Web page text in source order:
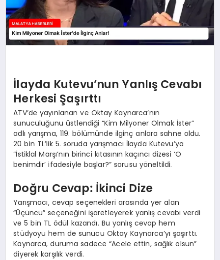
SIYASET
SPOR
İlayda Kutevu’nun Yanlış Cevabı
Herkesi Şaşırttı
ATV’de yayınlanan ve Oktay Kaynarca’nın
sunuculuğunu üstlendiği “Kim Milyoner Olmak İster”
adlı yarışma, 119. bölümünde ilginç anlara sahne oldu.
20 bin TL’lik 5. soruda yarışmacı İlayda Kutevu’ya
“İstiklal Marşı’nın birinci kıtasının kaçıncı dizesi ‘O
benimdir’ ifadesiyle başlar?” sorusu yöneltildi.
Doğru Cevap: İkinci Dize
Yarışmacı, cevap seçenekleri arasında yer alan
“Üçüncü” seçeneğini işaretleyerek yanlış cevabı verdi
ve 5 bin TL ödül kazandı. Bu yanlış cevap hem
stüdyoyu hem de sunucu Oktay Kaynarca’yı şaşırttı.
Kaynarca, duruma sadece “Acele ettin, sağlık olsun”
diyerek karşılık verdi.